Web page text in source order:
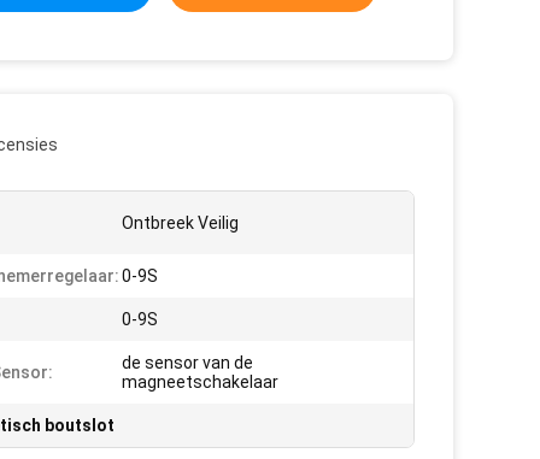
Ontbreek Veilig
0-9S
0-9S
de sensor van de
magneetschakelaar
boutslot